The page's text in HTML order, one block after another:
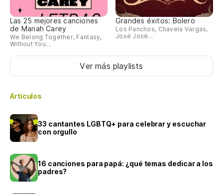
Las 25 mejores canciones
de Mariah Carey
We Belong Together, Fantasy,
Without You...
Grandes éxitos: Bolero
Los Panchos, Chavela Vargas,
José José...
Ver más playlists
Artículos
33 cantantes LGBTQ+ para celebrar y escuchar
con orgullo
16 canciones para papá: ¿qué temas dedicar a los
padres?